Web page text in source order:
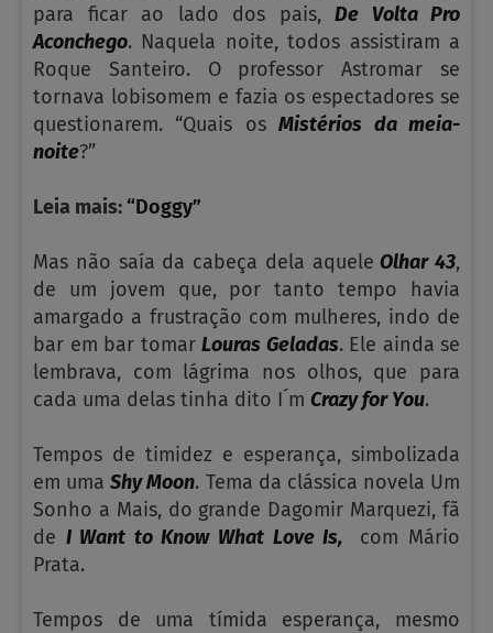
para ficar ao lado dos pais, De Volta Pro
Aconchego. Naquela noite, todos assistiram a
Roque Santeiro. O professor Astromar se
tornava lobisomem e fazia os espectadores se
questionarem. “Quais osMistérios da meia-
noite?”
Leia mais:“Doggy”
Mas não saía da cabeça dela aquele Olhar 43,
de um jovem que, por tanto tempo havia
amargado a frustração com mulheres, indo de
bar em bar tomar Louras Geladas. Ele ainda se
lembrava, com lágrima nos olhos, que para
cada uma delas tinha dito I´m Crazy for You.
Tempos de timidez e esperança, simbolizada
em umaShy Moon. Tema da clássica novela Um
Sonho a Mais, do grande Dagomir Marquezi, fã
de I Want to Know What Love Is,
com Mário
Prata.
Tempos de uma tímida esperança, mesmo